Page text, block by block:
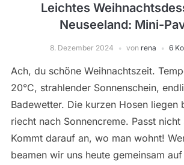
Leichtes
Neuseeland: Mini-
8. Dezember 2024 von rena 6
Ach, du schöne Weihnachtszeit.
20°C, strahlender Sonnenschein,
Badewetter. Die kurzen Hosen liegen
riecht nach Sonnencreme. Passt nicht
Kommt darauf an, wo man wohnt!
beamen wir uns heute gemeinsam